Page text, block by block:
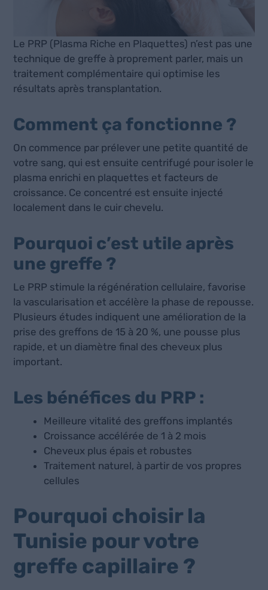
Le PRP (Plasma Riche en Plaquettes) n’est pas une
technique de greffe à proprement parler, mais un
traitement complémentaire qui optimise les
résultats après transplantation.
Comment ça fonctionne ?
On commence par prélever une petite quantité de
votre sang, qui est ensuite centrifugé pour isoler le
plasma enrichi en plaquettes et facteurs de
croissance. Ce concentré est ensuite injecté
localement dans le cuir chevelu.
Pourquoi c’est utile après
une greffe ?
Le PRP stimule la régénération cellulaire, favorise
la vascularisation et accélère la phase de repousse.
Plusieurs études indiquent une amélioration de la
prise des greffons de 15 à 20 %, une pousse plus
rapide, et un diamètre final des cheveux plus
important.
Les bénéfices du PRP :
Meilleure vitalité des greffons implantés
Croissance accélérée de 1 à 2 mois
Cheveux plus épais et robustes
Traitement naturel, à partir de vos propres
cellules
Pourquoi choisir la
Tunisie pour votre
greffe capillaire ?